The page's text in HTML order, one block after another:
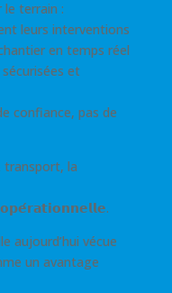
le terrain :
leurs interventions
en temps réel
et
confiance, pas de
transport, la
aujourd’hui vécue
un avantage